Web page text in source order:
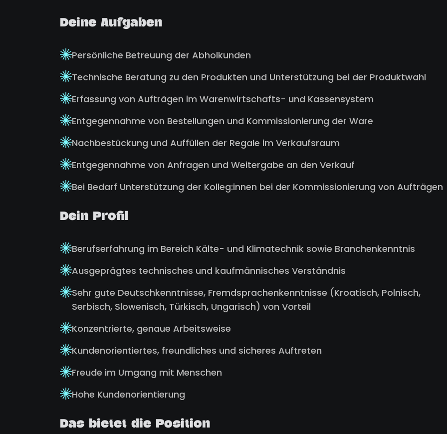
Deine Aufgaben
Persönliche Betreuung der Abholkunden
Technische Beratung zu den Produkten und Unterstützung bei der Produktwahl
Erfassung von Aufträgen im Warenwirtschafts- und Kassensystem
Entgegennahme von Bestellungen und Kommissionierung der Ware
Nachbestückung und Auffüllen der Regale im Verkaufsraum
Entgegennahme von Anfragen und Weitergabe an den Verkauf
Bei Bedarf Unterstützung der Kolleg:innen bei der Kommissionierung von Aufträgen
Dein Profil
Berufserfahrung im Bereich Kälte- und Klimatechnik sowie Branchenkenntnis
Ausgeprägtes technisches und kaufmännisches Verständnis
Sehr gute Deutschkenntnisse, Fremdsprachenkenntnisse (Kroatisch, Polnisch,
Serbisch, Slowenisch, Türkisch, Ungarisch) von Vorteil
Konzentrierte, genaue Arbeitsweise
Kundenorientiertes, freundliches und sicheres Auftreten
Freude im Umgang mit Menschen
Hohe Kundenorientierung
Das bietet die Position